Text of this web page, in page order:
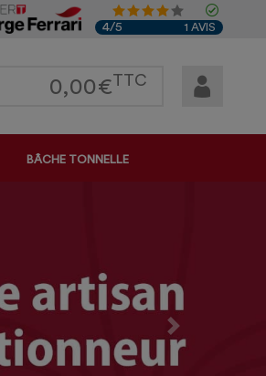
4/5 1 AVIS
0,00€TTC
BÂCHE TONNELLE
Next